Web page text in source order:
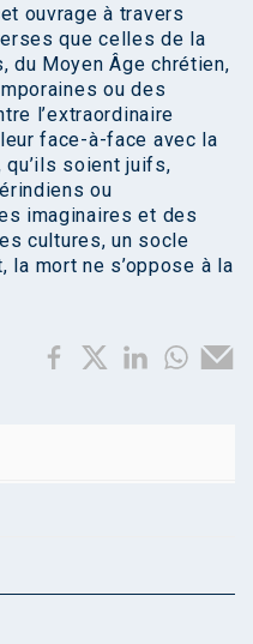
ouvrage à travers
que celles de la
du Moyen Âge chrétien,
ou des
l’extraordinaire
face-à-face avec la
qu’ils soient juifs,
ou
imaginaires et des
cultures, un socle
la mort ne s’oppose à la